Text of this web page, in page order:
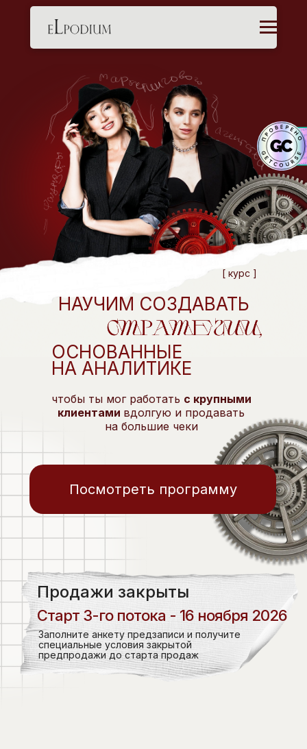
ОСНОВАННЫЕ
НА АНАЛИТИКЕ
чтобы ты мог работать с крупными
клиентами вдолгую и продавать
на большие чеки
[ курс ]
Продажи закрыты
Старт 3-го потока - 16 ноября 2026
Заполните анкету предзаписи и получите
специальные условия закрытой
предпродажи до старта продаж
Посмотреть программу
НАУЧИМ СОЗДАВАТЬ